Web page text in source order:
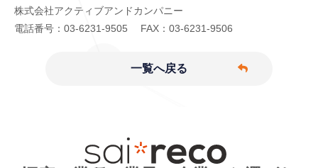
株式会社アクティブアンドカンパニー
電話番号：03-6231-9505 FAX：03-6231-9506
一覧へ戻る